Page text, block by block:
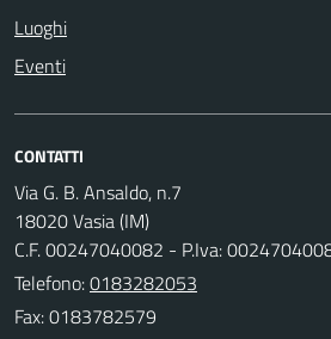
Luoghi
Eventi
CONTATTI
Via G. B. Ansaldo, n.7
18020 Vasia (IM)
C.F. 00247040082 - P.Iva:
Telefono:0183282053
Fax: 0183782579